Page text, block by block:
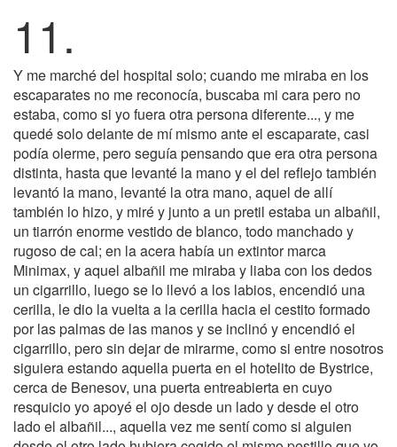
11.
Y me marché del hospital solo; cuando me miraba en los
escaparates no me reconocía, buscaba mi cara pero no
estaba, como si yo fuera otra persona diferente..., y me
quedé solo delante de mí mismo ante el escaparate, casi
podía olerme, pero seguía pensando que era otra persona
distinta, hasta que levanté la mano y el del reflejo también
levantó la mano, levanté la otra mano, aquel de allí
también lo hizo, y miré y junto a un pretil estaba un albañil,
un tiarrón enorme vestido de blanco, todo manchado y
rugoso de cal; en la acera había un extintor marca
Minimax, y aquel albañil me miraba y liaba con los dedos
un cigarrillo, luego se lo llevó a los labios, encendió una
cerilla, le dio la vuelta a la cerilla hacia el cestito formado
por las palmas de las manos y se inclinó y encendió el
cigarrillo, pero sin dejar de mirarme, como si entre nosotros
siguiera estando aquella puerta en el hotelito de Bystrice,
cerca de Benesov, una puerta entreabierta en cuyo
resquicio yo apoyé el ojo desde un lado y desde el otro
lado el albañil..., aquella vez me sentí como si alguien